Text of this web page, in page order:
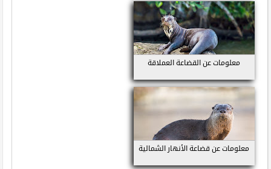
معلومات عن القضاعة العملاقة
معلومات عن قضاعة الأنهار الشمالية